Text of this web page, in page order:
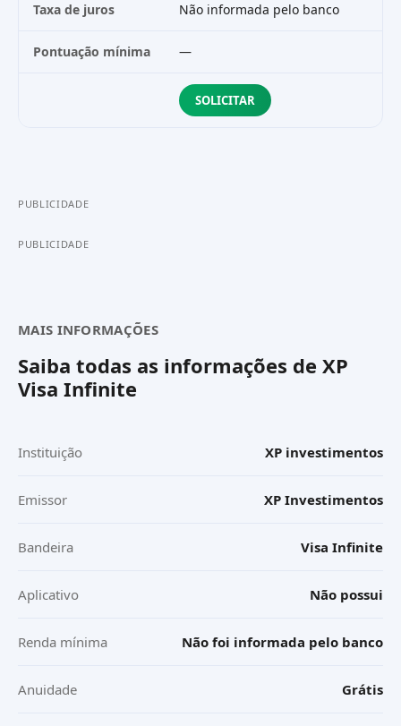
Taxa de juros Não informada pelo banco
Pontuação mínima —
SOLICITAR
PUBLICIDADE
PUBLICIDADE
MAIS INFORMAÇÕES
Saiba todas as informações de XP
Visa Infinite
Instituição XP investimentos
Emissor XP Investimentos
Bandeira Visa Infinite
Aplicativo Não possui
Renda mínima Não foi informada pelo banco
Anuidade Grátis